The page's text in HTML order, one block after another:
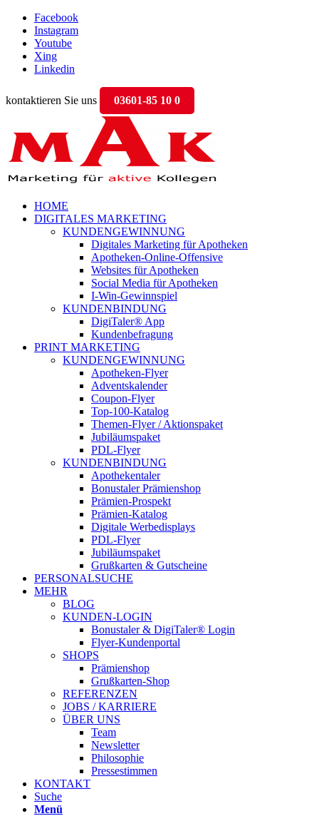
Facebook
Instagram
Youtube
Xing
Linkedin
kontaktieren Sie uns 03601-85 10 0
HOME
DIGITALES MARKETING
KUNDENGEWINNUNG
Digitales Marketing für Apotheken
Apotheken-Online-Offensive
Websites für Apotheken
Social Media für Apotheken
I-Win-Gewinnspiel
KUNDENBINDUNG
DigiTaler® App
Kundenbefragung
PRINT MARKETING
KUNDENGEWINNUNG
Apotheken-Flyer
Adventskalender
Coupon-Flyer
Top-100-Katalog
Themen-Flyer / Aktionspaket
Jubiläumspaket
PDL-Flyer
KUNDENBINDUNG
Apothekentaler
Bonustaler Prämienshop
Prämien-Prospekt
Prämien-Katalog
Digitale Werbedisplays
PDL-Flyer
Jubiläumspaket
Grußkarten & Gutscheine
PERSONALSUCHE
MEHR
BLOG
KUNDEN-LOGIN
Bonustaler & DigiTaler® Login
Flyer-Kundenportal
SHOPS
Prämienshop
Grußkarten-Shop
REFERENZEN
JOBS / KARRIERE
ÜBER UNS
Team
Newsletter
Philosophie
Pressestimmen
KONTAKT
Suche
Menü